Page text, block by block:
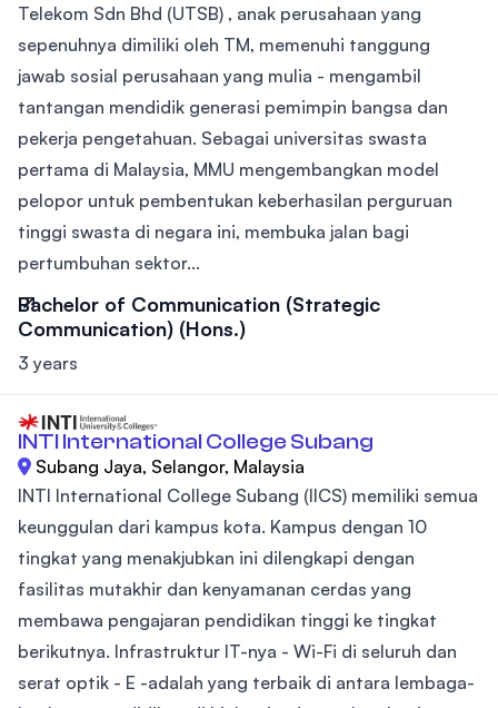
Telekom Sdn Bhd (UTSB) , anak perusahaan yang
sepenuhnya dimiliki oleh TM, memenuhi tanggung
jawab sosial perusahaan yang mulia - mengambil
tantangan mendidik generasi pemimpin bangsa dan
pekerja pengetahuan. Sebagai universitas swasta
pertama di Malaysia, MMU mengembangkan model
pelopor untuk pembentukan keberhasilan perguruan
tinggi swasta di negara ini, membuka jalan bagi
pertumbuhan sektor...
Bachelor of Communication (Strategic
Communication) (Hons.)
3 years
INTI International College Subang
Subang Jaya, Selangor, Malaysia
INTI International College Subang (IICS) memiliki semua
keunggulan dari kampus kota. Kampus dengan 10
tingkat yang menakjubkan ini dilengkapi dengan
fasilitas mutakhir dan kenyamanan cerdas yang
membawa pengajaran pendidikan tinggi ke tingkat
berikutnya. Infrastruktur IT-nya - Wi-Fi di seluruh dan
serat optik - E -adalah yang terbaik di antara lembaga-